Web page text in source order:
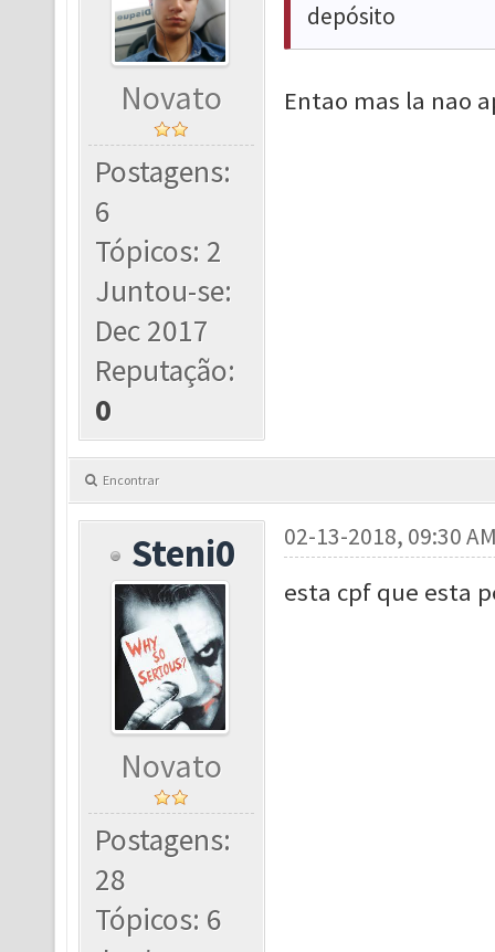
Novato
Postagens:
6
Tópicos: 2
Juntou-se:
Dec 2017
Reputação:
0
depósito
Entao mas la nao
Encontrar
Steni0
Novato
Postagens:
28
Tópicos: 6
02-13-2018, 09:30
esta cpf que esta